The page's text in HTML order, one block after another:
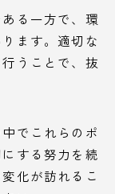
る一方で、環
ます。適切な
うことで、抜
でこれらのポ
する努力を続
化が訪れるこ